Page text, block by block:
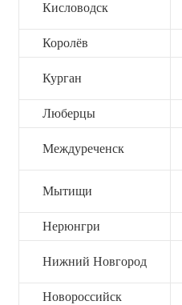
Кисловодск
Королёв
Курган
Люберцы
Междуреченск
Мытищи
Нерюнгри
Нижний Новгород
Новороссийск